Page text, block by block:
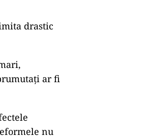
drastic
ar fi
nu